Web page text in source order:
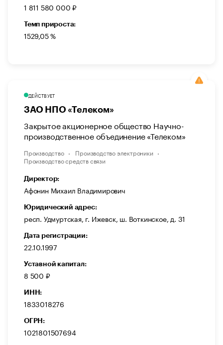
1 811 580 000 ₽
Темп прироста:
1529,05 %
ДЕЙСТВУЕТ
ЗАО НПО «Телеком»
Закрытое акционерное общество Научно-
производственное объединение «Телеком»
Производство
Производство электроники
Производство средств связи
Директор:
Афонин Михаил Владимирович
Юридический адрес:
респ. Удмуртская, г. Ижевск, ш. Воткинское, д. 31
Дата регистрации:
22.10.1997
Уставной капитал:
8 500 ₽
ИНН:
1833018276
ОГРН:
1021801507694